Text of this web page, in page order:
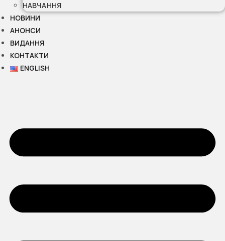
НАВЧАННЯ
НОВИНИ
АНОНСИ
ВИДАННЯ
КОНТАКТИ
ENGLISH